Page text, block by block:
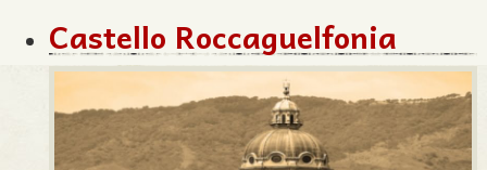
Castello Roccaguelfonia